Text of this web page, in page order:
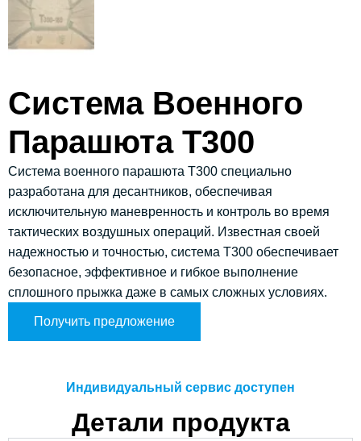
Система Военного
Парашюта T300
Система военного парашюта T300 специально
разработана для десантников, обеспечивая
исключительную маневренность и контроль во время
тактических воздушных операций. Известная своей
надежностью и точностью, система T300 обеспечивает
безопасное, эффективное и гибкое выполнение
сплошного прыжка даже в самых сложных условиях.
Получить предложение
Индивидуальный сервис доступен
Детали продукта